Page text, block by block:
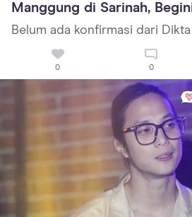
Manggung di Sarinah,
Belum ada konfirmasi dari Dikta
0 0